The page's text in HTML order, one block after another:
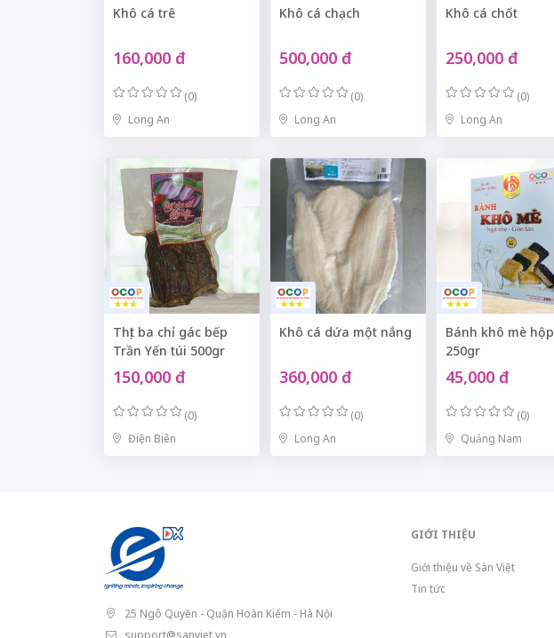
Khô cá trê
160,000 đ
(0)
Long An
Khô cá chạch
500,000 đ
(0)
Long An
Khô cá chốt
250,000 đ
(0)
Long An
Thịt ba chỉ gác bếp
Trần Yến túi 500gr
150,000 đ
(0)
Điện Biên
Khô cá dứa một nắng
360,000 đ
(0)
Long An
Bánh khô mè hộp
250gr
45,000 đ
(0)
Quảng Nam
25 Ngô Quyền - Quận Hoàn Kiếm - Hà Nội
support@sanviet.vn
GIỚI THIỆU
Giới thiệu về Sàn Việt
Tin tức